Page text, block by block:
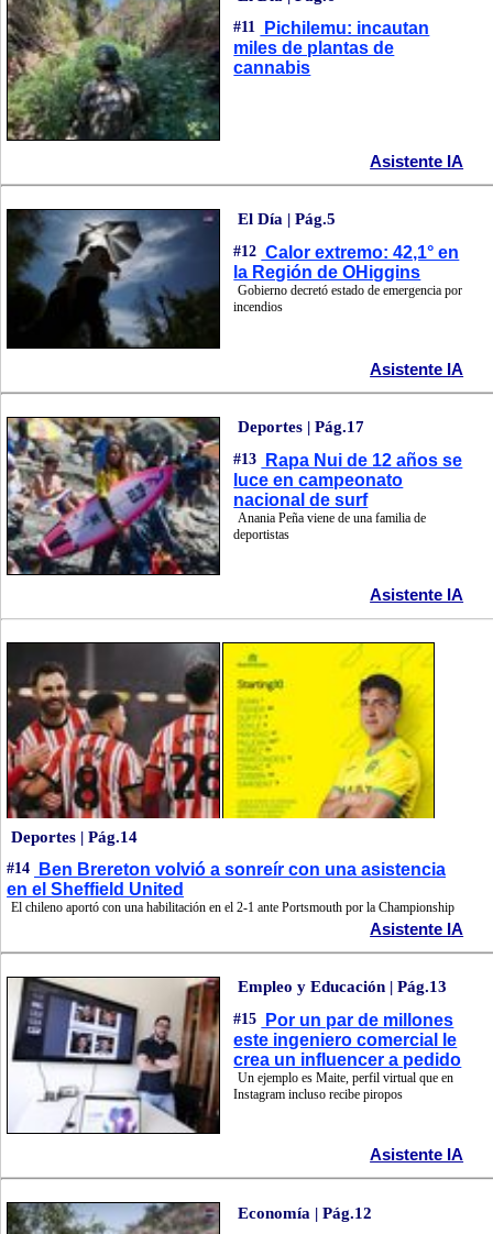
#11
Pichilemu: incautan
miles de plantas de
cannabis
Asistente IA
El Día | Pág.5
#12 Calor extremo: 42,1° en
la Región de OHiggins
Gobierno decretó estado de emergencia por
incendios
Asistente IA
Deportes | Pág.17
#13
Rapa Nui de 12 años se
luce en campeonato
nacional de surf
Anania Peña viene de una familia de
deportistas
Asistente IA
Deportes | Pág.14
#14
Ben Brereton volvió a sonreír con una asistencia
en el Sheffield United
El chileno aportó con una habilitación en el 2-1 ante Portsmouth por la Championship
Asistente IA
Empleo y Educación | Pág.13
#15
Por un par de millones
este ingeniero comercial le
crea un influencer a pedido
Un ejemplo es Maite, perfil virtual que en
Instagram incluso recibe piropos
Asistente IA
Economía | Pág.12